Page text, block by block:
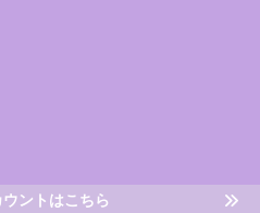
ントはこちら